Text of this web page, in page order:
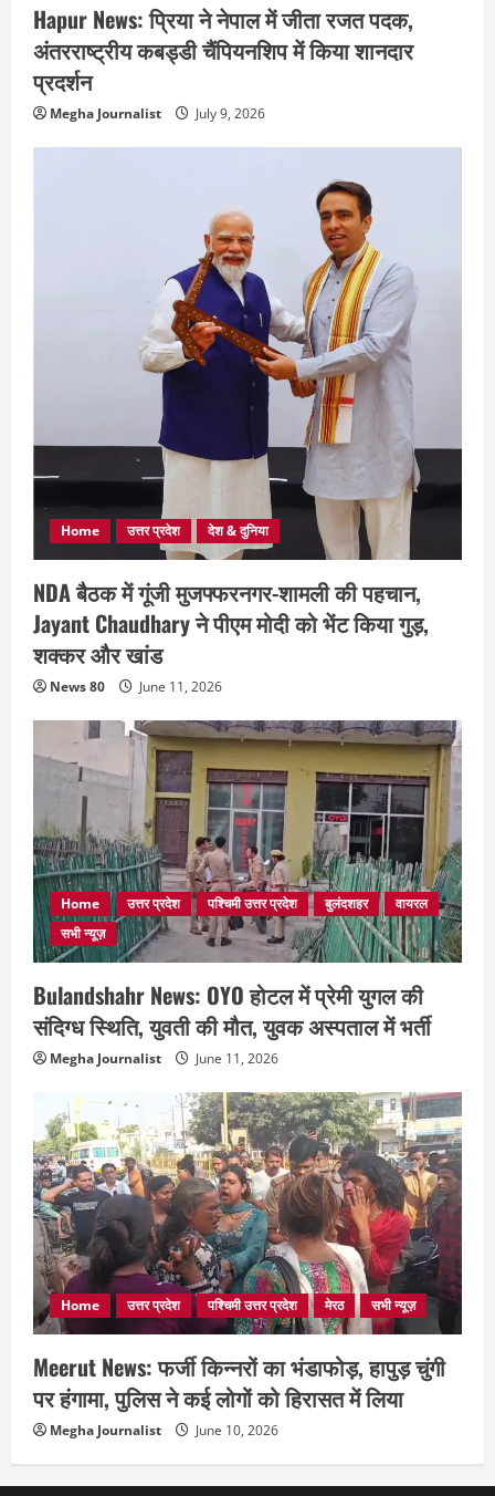
Hapur News: प्रिया ने नेपाल में जीता रजत पदक,
अंतरराष्ट्रीय कबड्डी चैंपियनशिप में किया शानदार
प्रदर्शन
Megha Journalist July 9, 2026
Home उत्तर प्रदेश देश & दुनिया
NDA बैठक में गूंजी मुजफ्फरनगर-शामली की पहचान,
Jayant Chaudhary ने पीएम मोदी को भेंट किया गुड़,
शक्कर और खांड
News 80 June 11, 2026
Home उत्तर प्रदेश पश्चिमी उत्तर प्रदेश बुलंदशहर
वायरल
सभी न्यूज़
Bulandshahr News: OYO होटल में प्रेमी युगल की
संदिग्ध स्थिति, युवती की मौत, युवक अस्पताल में भर्ती
Megha Journalist June 11, 2026
Home उत्तर प्रदेश पश्चिमी उत्तर प्रदेश मेरठ सभी न्यूज़
Meerut News: फर्जी किन्नरों का भंडाफोड़, हापुड़ चुंगी
पर हंगामा, पुलिस ने कई लोगों को हिरासत में लिया
Megha Journalist June 10, 2026